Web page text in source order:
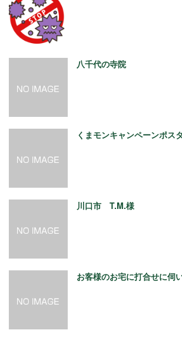
八千代の寺院
くまモンキャンペーンポス
川口市 T.M.様
お客様のお宅に打合せに伺